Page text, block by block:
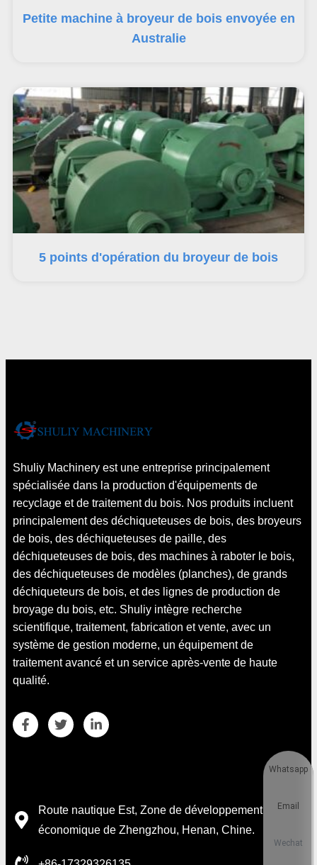
Petite machine à broyeur de bois envoyée en
Australie
5 points d'opération du broyeur de bois
Shuliy Machinery est une entreprise principalement
spécialisée dans la production d'équipements de
recyclage et de traitement du bois. Nos produits incluent
principalement des déchiqueteuses de bois, des broyeurs
de bois, des déchiqueteuses de paille, des
déchiqueteuses de bois, des machines à raboter le bois,
des déchiqueteuses de modèles (planches), de grands
déchiqueteurs de bois, et des lignes de production de
broyage du bois, etc. Shuliy intègre recherche
scientifique, traitement, fabrication et vente, avec un
système de gestion moderne, un équipement de
traitement avancé et un service après-vente de haute
qualité.
Route nautique Est, Zone de développement
économique de Zhengzhou, Henan, Chine.
Whatsapp
Email
Wechat